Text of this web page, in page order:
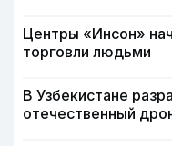
Центры «Инсон»
торговли людьми
В Узбекистане
отечественный